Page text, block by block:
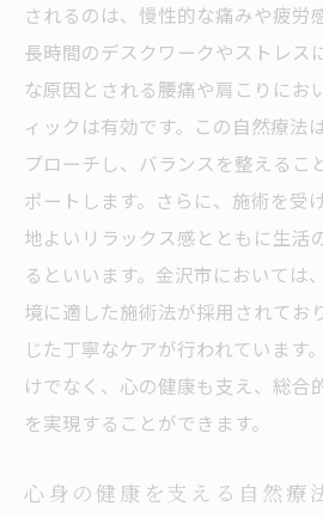
されるのは、慢性的な痛みや疲労
長時間のデスクワークやストレス
な原因とされる腰痛や肩こりにお
ィックは有効です。この自然療法
プローチし、バランスを整えるこ
ポートします。さらに、施術を受
地よいリラックス感とともに生活
るといいます。金沢市においては
境に適した施術法が採用されてお
じた丁寧なケアが行われています
けでなく、心の健康も支え、総合
を実現することができます。
心身の健康を支える自然療